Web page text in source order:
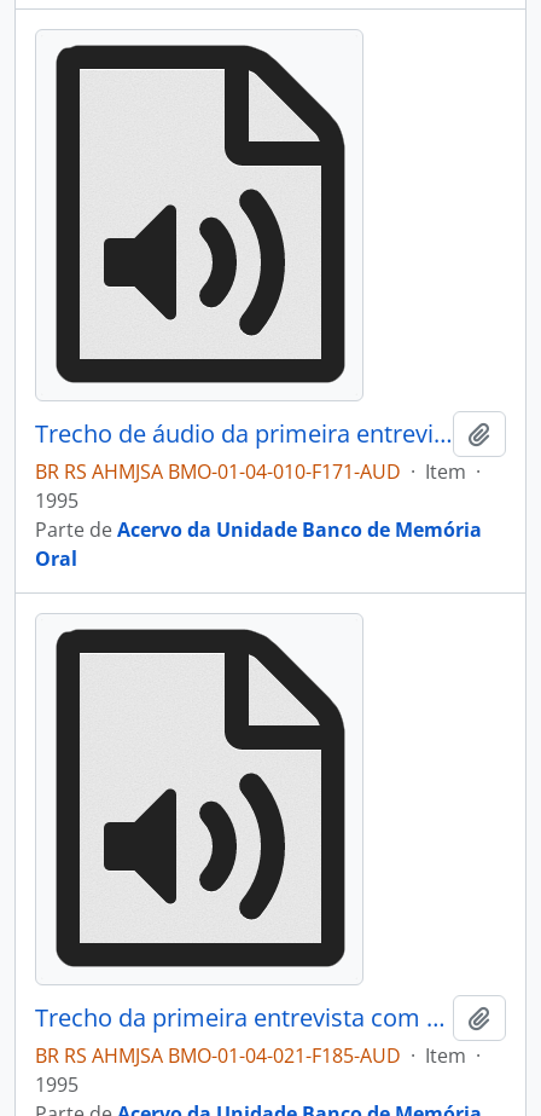
Trecho de áudio da primeira entrevista com Suely Bascú
BR RS AHMJSA BMO-01-04-010-F171-AUD · Item ·
1995
Parte deAcervo da Unidade Banco de Memória
Oral
Trecho da primeira entrevista com Aldo Antônio De Antoni
BR RS AHMJSA BMO-01-04-021-F185-AUD · Item ·
1995